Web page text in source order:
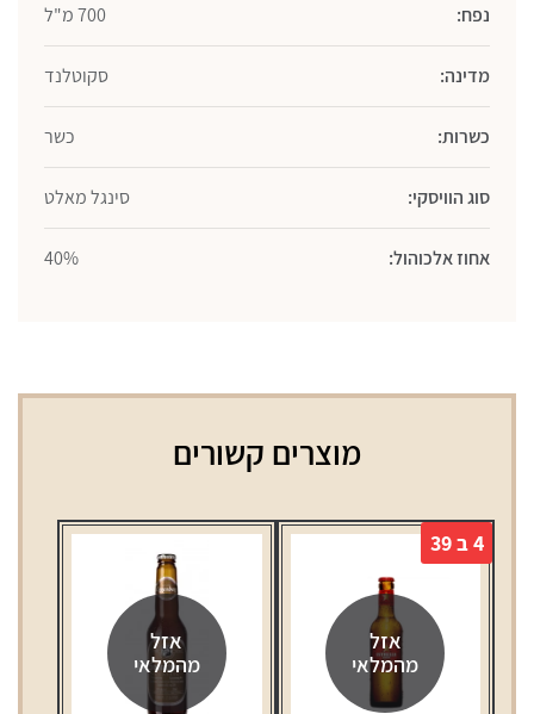
נפח: 700 מ"ל
מדינה: סקוטלנד
כשרות: כשר
סוג הוויסקי: סינגל מאלט
אחוז אלכוהול: 40%
מוצרים קשורים
אזל
מהמלאי
4 ב 39
אזל
מהמלאי